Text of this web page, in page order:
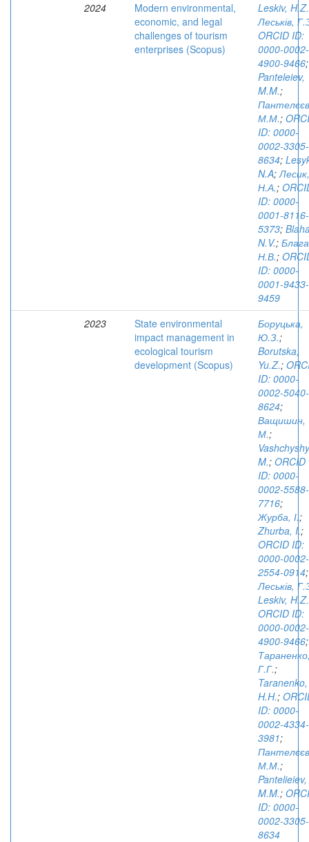
2024
Modern environmental,
economic, and legal
challenges of tourism
enterprises (Scopus)
Leskiv, H.Z.
Леськів,
ORCID ID:
0000-0002-
4900-9466;
Panteleiev,
M.M.;
М.М.;
ID: 0000-
0002-3305-
8634;
N.A;Лесик,
Н.А.;
ID: 0000-
0001-8116-
5373;
N.V.;
Н.В.;
ID: 0000-
0001-9433-
9459
2023
State environmental
impact management in
ecological tourism
development (Scopus)
Боруцька,
Ю.З.;
Borutska,
Yu.Z.;
ID: 0000-
0002-5040-
8624;
Ващишин,
М.;
M.; ORCID
ID: 0000-
0002-5588-
7716;
Журба, І.;
Zhurba, I.;
ORCID ID:
0000-0002-
2554-0914;
Леськів,
Leskiv, H.Z.
ORCID ID:
0000-0002-
4900-9466;
Г.Г.;
Taranenko,
H.H.;
ID: 0000-
0002-4334-
3981;
М.М.;
Pantelieiev,
M.M.;
ID: 0000-
0002-3305-
8634